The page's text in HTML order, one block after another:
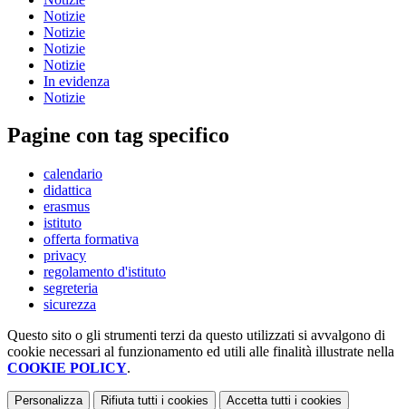
Notizie
Notizie
Notizie
Notizie
In evidenza
Notizie
Pagine con tag specifico
calendario
didattica
erasmus
istituto
offerta formativa
privacy
regolamento d'istituto
segreteria
sicurezza
Questo sito o gli strumenti terzi da questo utilizzati si avvalgono di
cookie necessari al funzionamento ed utili alle finalità illustrate nella
COOKIE POLICY.
Personalizza Rifiuta tutti i cookies Accetta tutti i cookies